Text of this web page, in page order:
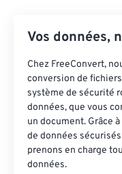
Vos données,
Chez FreeConvert,
conversion de
système de sécurité
données, que vous
un document. Grâce
de données
prenons en charge
données.